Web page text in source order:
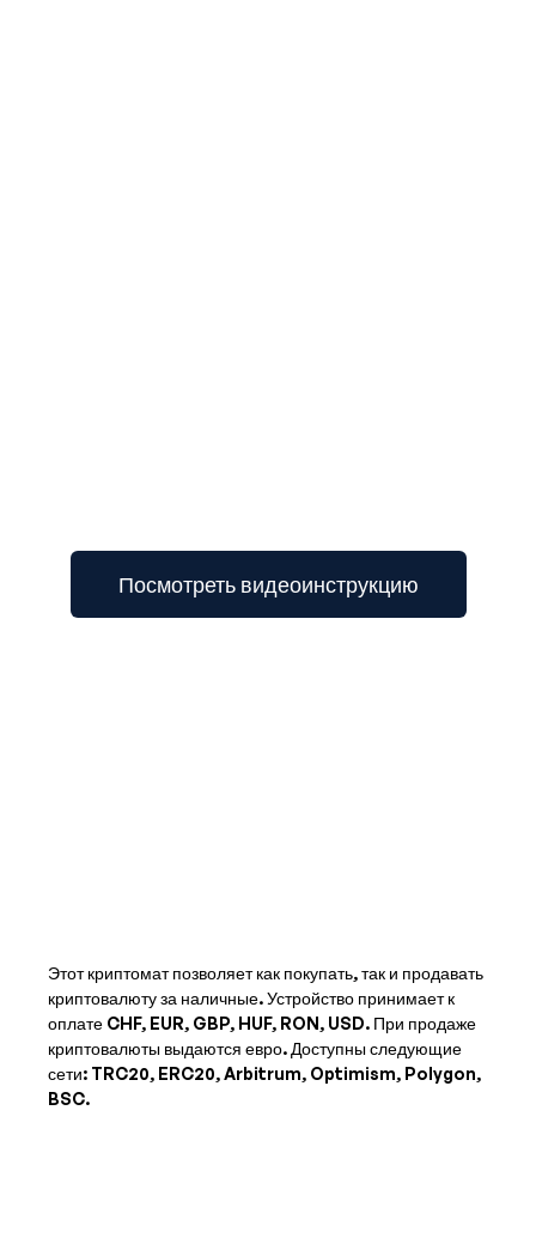
Посмотреть видеоинструкцию
Этот криптомат позволяет как покупать, так и продавать
криптовалюту за наличные. Устройство принимает к
оплате CHF, EUR, GBP, HUF, RON, USD. При продаже
криптовалюты выдаютсяевро. Доступны следующие
сети: TRC20, ERC20, Arbitrum, Optimism, Polygon,
BSC.